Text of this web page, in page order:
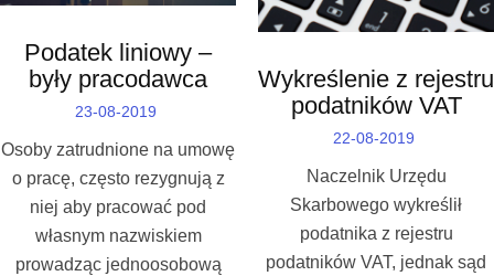
Podatek liniowy –
były pracodawca
23-08-2019
Osoby zatrudnione na umowę
o pracę, często rezygnują z
niej aby pracować pod
własnym nazwiskiem
prowadząc jednoosobową
Wykreślenie z rejestru
podatników VAT
22-08-2019
Naczelnik Urzędu
Skarbowego wykreślił
podatnika z rejestru
podatników VAT, jednak sąd